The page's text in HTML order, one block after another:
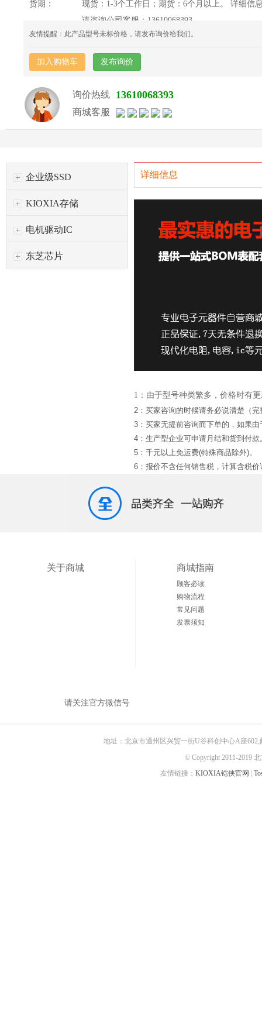
货期：
现货：1-3个工作日；期货：6个月以上。 详细信
请咨询公司客服：13610068393
友情提醒：此产品型号未标价格，请发布询价给我们。
加入购物车 发布询价
询价热线 13610068393
商城客服
企业级SSD
KIOXIA存储
电机驱动IC
东芝芯片
详细信息
1：由于型号种类繁多，价格时有
2：买家咨询的时候请务必说清楚（
3：买家无提前咨询而下单的，如果
4：生产型企业可申请月结和货到付款
5：千元以上免运费(特殊商品除外)。
6：报价不含任何销售税，计算含税价
关于商城 商城指南
顾客必读
购物流程
常见问题
发票须知
请关注官方微信号
地址：北京市通州区兴贸一街U谷科创中心A座
© Copyright 2011-2019
友情链接： KIOXIA铠侠官网 |